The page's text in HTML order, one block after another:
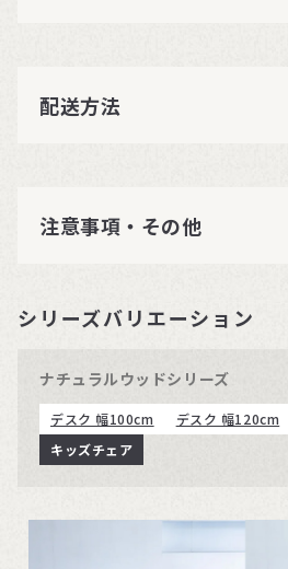
配送方法
注意事項・その他
シリーズバリエーション
ナチュラルウッドシリーズ
デスク 幅100cm デスク 幅120cm
キッズチェア